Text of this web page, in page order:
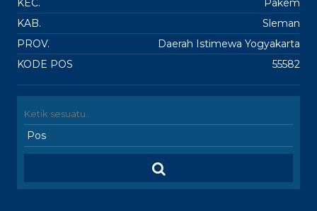
KEC.
Pakem
KAB.
Sleman
PROV.
Daerah Istimewa Yogyakarta
KODE POS
55582